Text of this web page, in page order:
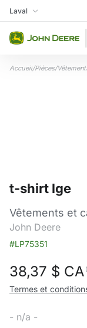
Aller au contenu
Ma succursale
Laval
Accueil/Pièces/
t-shirt lge
Vêtements et
John Deere
#LP75351
38,37 $ CA
Termes et
- n/a -